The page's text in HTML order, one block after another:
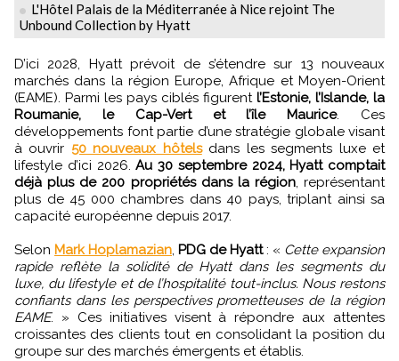
L'Hôtel Palais de la Méditerranée à Nice rejoint The
Unbound Collection by Hyatt
D’ici 2028, Hyatt prévoit de s’étendre sur 13 nouveaux
marchés dans la région Europe, Afrique et Moyen-Orient
(EAME). Parmi les pays ciblés figurent l’Estonie, l’Islande, la
Roumanie, le Cap-Vert et l’île Maurice. Ces
développements font partie d’une stratégie globale visant
à ouvrir 50 nouveaux hôtelsdans les segments luxe et
lifestyle d’ici 2026.Au 30 septembre 2024, Hyatt comptait
déjà plus de 200 propriétés dans la région, représentant
plus de 45 000 chambres dans 40 pays, triplant ainsi sa
capacité européenne depuis 2017.
Selon Mark Hoplamazian, PDG de Hyatt: « Cette expansion
rapide reflète la solidité de Hyatt dans les segments du
luxe, du lifestyle et de l’hospitalité tout-inclus. Nous restons
confiants dans les perspectives prometteuses de la région
EAME. » Ces initiatives visent à répondre aux attentes
croissantes des clients tout en consolidant la position du
groupe sur des marchés émergents et établis.